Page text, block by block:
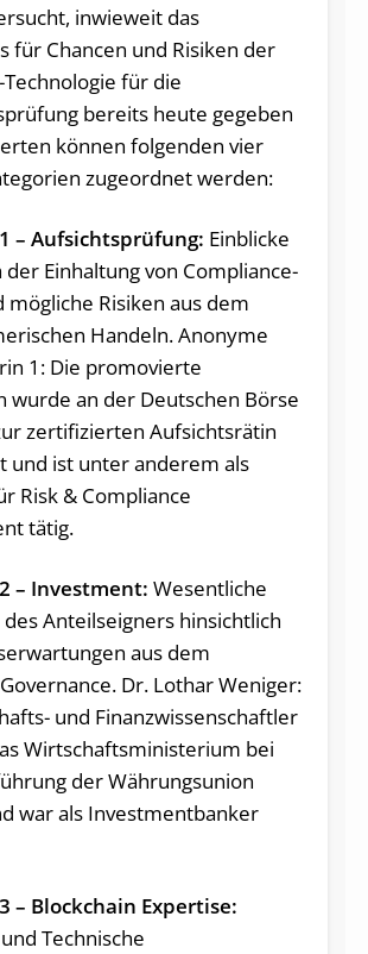
inwieweit das
für Chancen und Risiken der
Technologie für die
bereits heute gegeben
können folgenden vier
zugeordnet werden:
– Aufsichtsprüfung: Einblicke
der Einhaltung von Compliance-
mögliche Risiken aus dem
Handeln. Anonyme
1: Die promovierte
wurde an der Deutschen Börse
zertifizierten Aufsichtsrätin
und ist unter anderem als
Risk & Compliance
tätig.
– Investment: Wesentliche
Anteilseigners hinsichtlich
aus dem
Dr. Lothar Weniger:
und Finanzwissenschaftler
Wirtschaftsministerium bei
der Währungsunion
war als Investmentbanker
– Blockchain Expertise:
Technische